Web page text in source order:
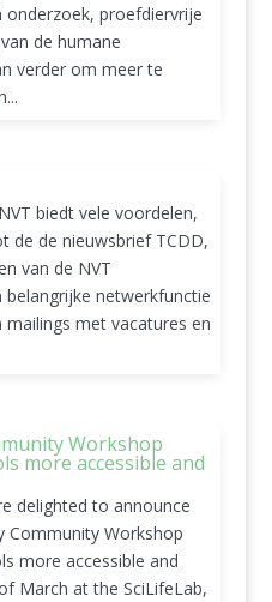
proefdiervrije
de humane
verder om meer te
biedt vele voordelen,
de de nieuwsbrief TCDD,
van de NVT
belangrijke netwerkfunctie
met vacatures en
Workshop
more accessible and
delighted to announce
Community Workshop
more accessible and
March at the SciLifeLab,